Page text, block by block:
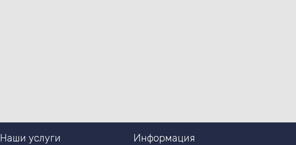
Наши услуги Информация